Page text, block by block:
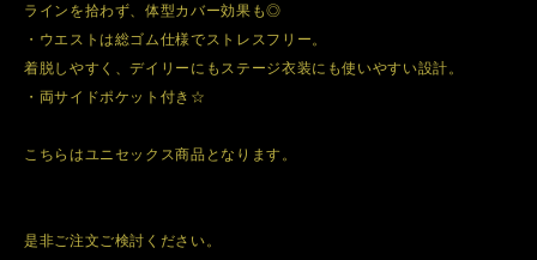
ラインを拾わず、体型カバー効果も◎
・ウエストは総ゴム仕様でストレスフリー。
着脱しやすく、デイリーにもステージ衣装にも使いやすい設計。
・両サイドポケット付き☆
こちらはユニセックス商品となります。
是非ご注文ご検討ください。